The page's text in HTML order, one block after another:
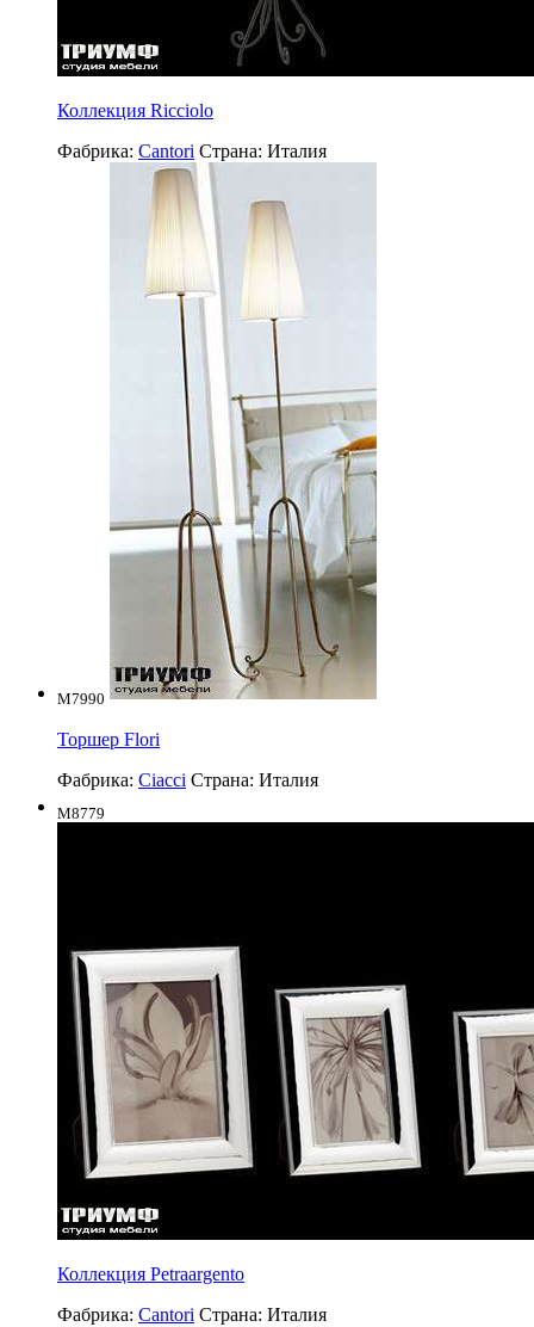
Коллекция Ricciolo
Фабрика: Cantori Страна: Италия
M7990
Торшер Flori
Фабрика: Ciacci Страна: Италия
M8779
Коллекция Petraargento
Фабрика: Cantori Страна: Италия